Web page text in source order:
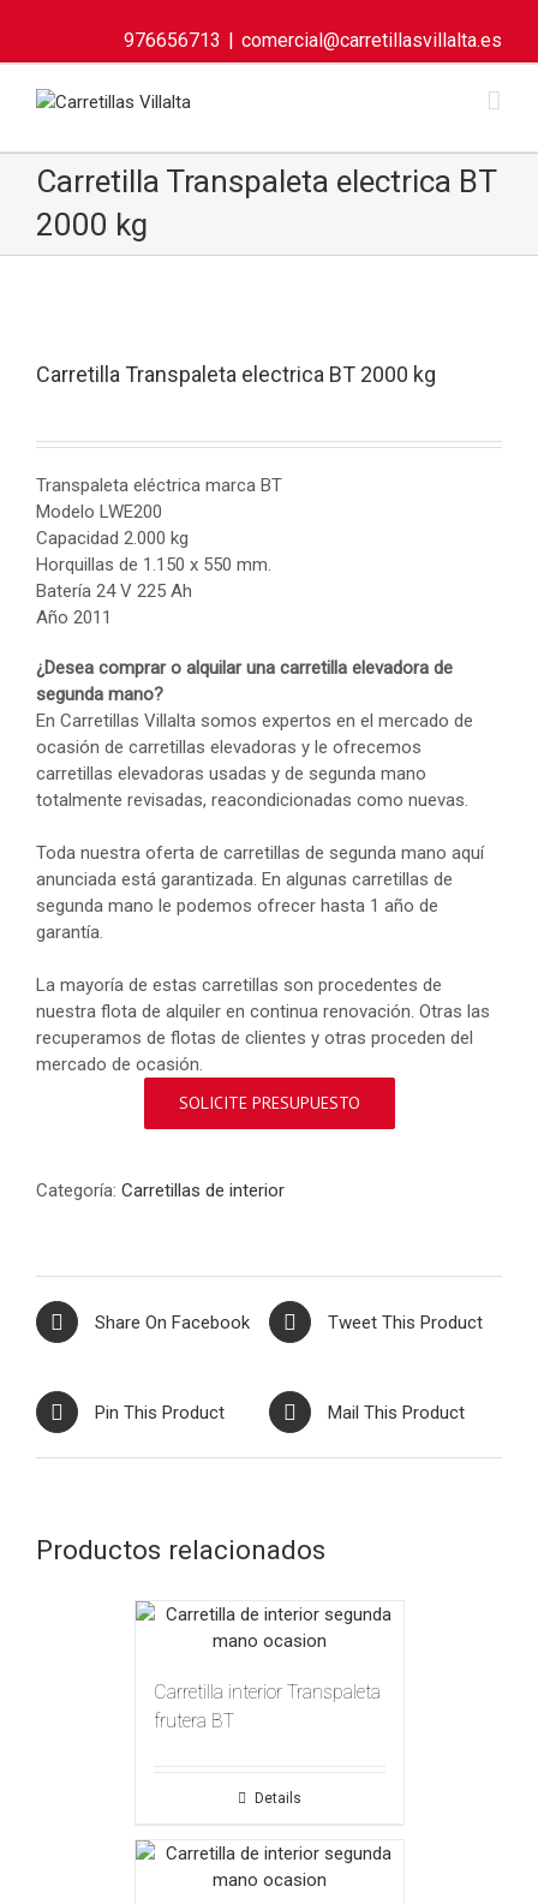
976656713 | comercial@carretillasvillalta.es
Carretilla Transpaleta electrica BT
2000 kg
Carretilla Transpaleta electrica BT 2000 kg
Transpaleta eléctrica marca BT
Modelo LWE200
Capacidad 2.000 kg
Horquillas de 1.150 x 550 mm.
Batería 24 V 225 Ah
Año 2011
¿Desea comprar o alquilar una carretilla elevadora de
segunda mano?
En Carretillas Villalta somos expertos en el mercado de
ocasión de carretillas elevadoras y le ofrecemos
carretillas elevadoras usadas y de segunda mano
totalmente revisadas, reacondicionadas como nuevas.
Toda nuestra oferta de carretillas de segunda mano aquí
anunciada está garantizada. En algunas carretillas de
segunda mano le podemos ofrecer hasta 1 año de
garantía.
La mayoría de estas carretillas son procedentes de
nuestra flota de alquiler en continua renovación. Otras las
recuperamos de flotas de clientes y otras proceden del
mercado de ocasión.
SOLICITE PRESUPUESTO
Categoría: Carretillas de interior
Share On Facebook Tweet This Product
Pin This Product Mail This Product
Productos relacionados
Carretilla interior Transpaleta
frutera BT
Details